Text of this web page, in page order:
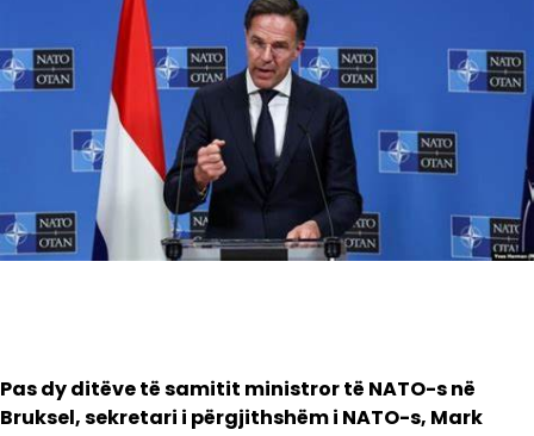
Pas dy ditëve të samitit ministror të NATO-s në
Bruksel, sekretari i përgjithshëm i NATO-s, Mark